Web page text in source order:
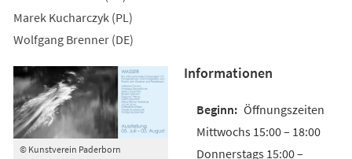
Marek Kucharczyk (PL)
Wolfgang Brenner (DE)
© Kunstverein Paderborn
Informationen
Öffnungszeiten
Mittwochs 15:00 – 18:00
Donnerstags 15:00 –